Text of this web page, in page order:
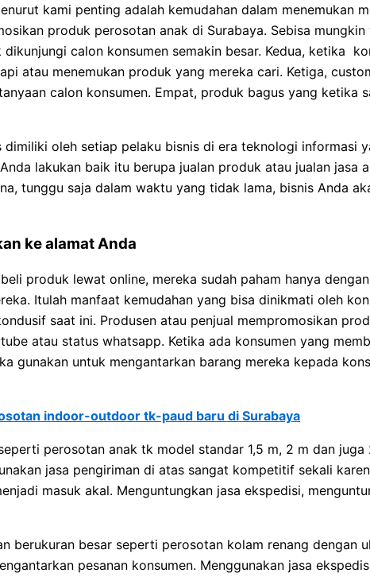
kami penting adalah kemudahan dalam menemukan
produk perosotan anak di Surabaya. Sebisa
calon konsumen semakin besar. Kedua, ketika
atau menemukan produk yang mereka cari. Ketiga,
calon konsumen. Empat, produk bagus yang ketika
oleh setiap pelaku bisnis di era teknologi informasi
lakukan baik itu berupa jualan produk atau jualan jasa
tunggu saja dalam waktu yang tidak lama, bisnis Anda
ke alamat Anda
produk lewat online, mereka sudah paham hanya
Itulah manfaat kemudahan yang bisa dinikmati oleh
saat ini. Produsen atau penjual mempromosikan
atau status whatsapp. Ketika ada konsumen yang
gunakan untuk mengantarkan barang mereka kepada
indoor-outdoor tk-paud baru di Surabaya
perosotan anak tk model standar 1,5 m, 2 m dan
jasa pengiriman di atas sangat kompetitif sekali
masuk akal. Menguntungkan jasa ekspedisi,
berukuran besar seperti perosotan kolam renang dengan
pesanan konsumen. Menggunakan jasa